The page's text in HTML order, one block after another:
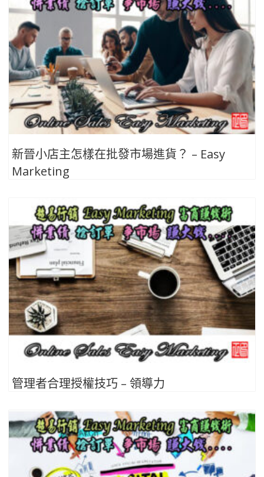
新晉小店主怎樣在批發市場進貨？ – Easy
Marketing
管理者合理授權技巧 – 領導力